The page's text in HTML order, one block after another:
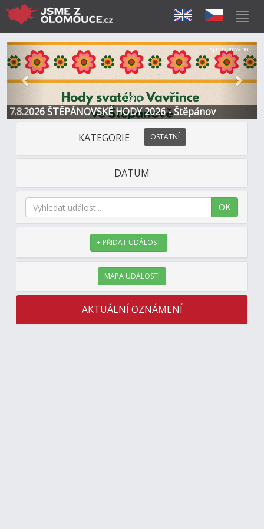
7.8.2026 ŠTĚPÁNOVSKÉ HODY 2026 - Štěpánov
Předchozí Další
Sponzorováno
KATEGORIE OSTATNÍ
DATUM
OK
+ PŘIDAT UDÁLOST
MAPA UDÁLOSTÍ
AKTUÁLNÍ OZNÁMENÍ
---